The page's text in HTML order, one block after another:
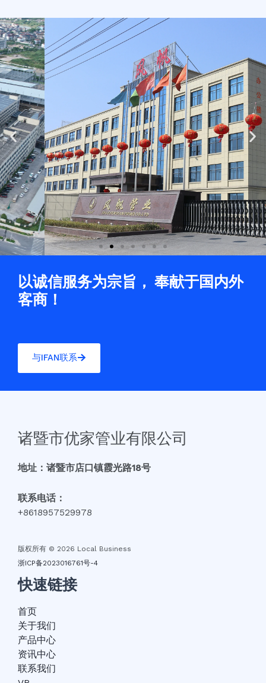
Previous
slide
以诚信服务为宗旨， 奉献于国内外
客商！
与IFAN联系
诸暨市优家管业有限公司
地址：诸暨市店口镇霞光路18号
联系电话：
+8618957529978
版权所有 © 2026 Local Business
浙ICP备2023016761号-4
快速链接
首页
关于我们
产品中心
资讯中心
联系我们